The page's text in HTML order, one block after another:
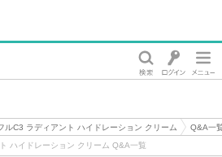
ルC3 ラディアント ハイドレーション クリーム
Q&A一
ハイドレーション クリーム Q&A一覧